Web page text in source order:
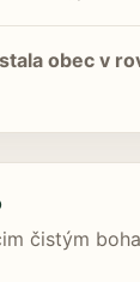
obec v
čistým